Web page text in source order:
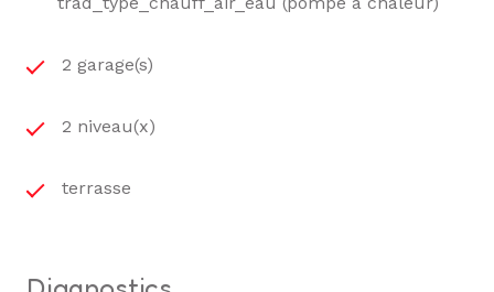
2 garage(s)
2 niveau(x)
terrasse